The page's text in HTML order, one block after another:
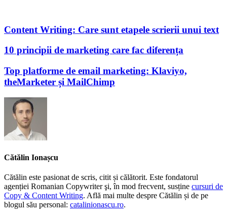
Content Writing: Care sunt etapele scrierii unui text
10 principii de marketing care fac diferența
Top platforme de email marketing: Klaviyo,
theMarketer și MailChimp
Cătălin Ionașcu
Cătălin este pasionat de scris, citit și călătorit. Este fondatorul
agenției Romanian Copywriter şi, în mod frecvent, susține cursuri de
Copy & Content Writing. Află mai multe despre Cătălin și de pe
blogul său personal: catalinionascu.ro.